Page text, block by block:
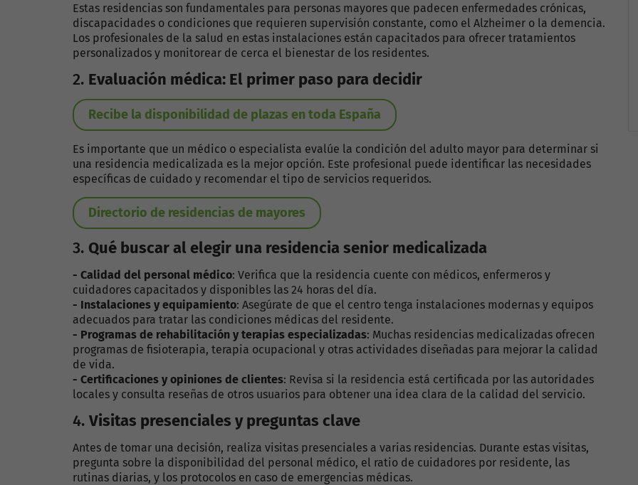
Estas residencias son fundamentales para personas mayores que padecen enfermedades crónicas,
discapacidades o condiciones que requieren supervisión constante, como el Alzheimer o la demencia.
Los profesionales de la salud en estas instalaciones están capacitados para ofrecer tratamientos
personalizados y monitorear de cerca el bienestar de los residentes.
2. Evaluación médica: El primer paso para decidir
Recibe la disponibilidad de plazas en toda España
Es importante que un médico o especialista evalúe la condición del adulto mayor para determinar si
una residencia medicalizada es la mejor opción. Este profesional puede identificar las necesidades
específicas de cuidado y recomendar el tipo de servicios requeridos.
Directorio de residencias de mayores
3. Qué buscar al elegir una residencia senior medicalizada
- Calidad del personal médico: Verifica que la residencia cuente con médicos, enfermeros y
cuidadores capacitados y disponibles las 24 horas del día.
- Instalaciones y equipamiento: Asegúrate de que el centro tenga instalaciones modernas y equipos
adecuados para tratar las condiciones médicas del residente.
- Programas de rehabilitación y terapias especializadas: Muchas residencias medicalizadas ofrecen
programas de fisioterapia, terapia ocupacional y otras actividades diseñadas para mejorar la calidad
de vida.
- Certificaciones y opiniones de clientes: Revisa si la residencia está certificada por las autoridades
locales y consulta reseñas de otros usuarios para obtener una idea clara de la calidad del servicio.
4. Visitas presenciales y preguntas clave
Antes de tomar una decisión, realiza visitas presenciales a varias residencias. Durante estas visitas,
pregunta sobre la disponibilidad del personal médico, el ratio de cuidadores por residente, las
rutinas diarias, y los protocolos en caso de emergencias médicas.